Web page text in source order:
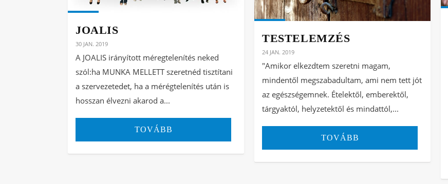
JOALIS
30 JAN. 2019
A JOALIS irányított méregtelenítés neked
szól:ha MUNKA MELLETT szeretnéd tisztítani
a szervezetedet, ha a mérégtelenítés után is
hosszan élvezni akarod a...
TOVÁBB
TESTELEMZÉS
24 JAN. 2019
"Amikor elkezdtem szeretni magam,
mindentől megszabadultam, ami nem tett jót
az egészségemnek. Ételektől, emberektől,
tárgyaktól, helyzetektől és mindattól,...
TOVÁBB